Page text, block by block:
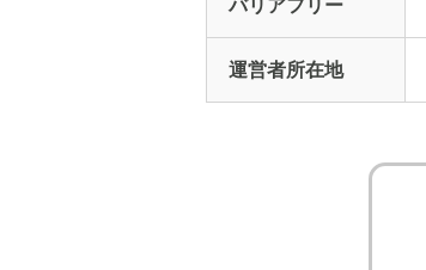
バリアフリー
運営者所在地